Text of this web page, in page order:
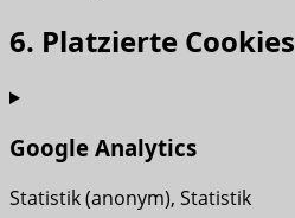
6. Platzierte Cookies
Google Analytics
Statistik (anonym), Statistik